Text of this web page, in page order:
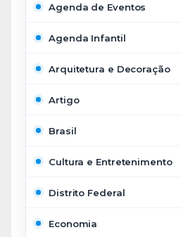
Agenda de Eventos
Agenda Infantil
Arquitetura e Decoração
Artigo
Brasil
Cultura e Entretenimento
Distrito Federal
Economia